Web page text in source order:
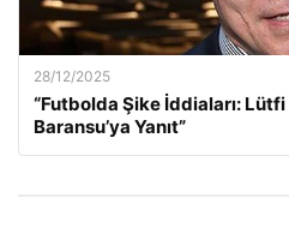
28/12/2025
“Futbolda Şike İddiaları:
Baransu’ya Yanıt”